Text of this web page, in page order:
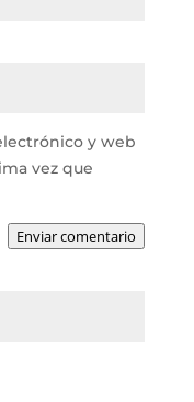
y web
vez que
Enviar comentario